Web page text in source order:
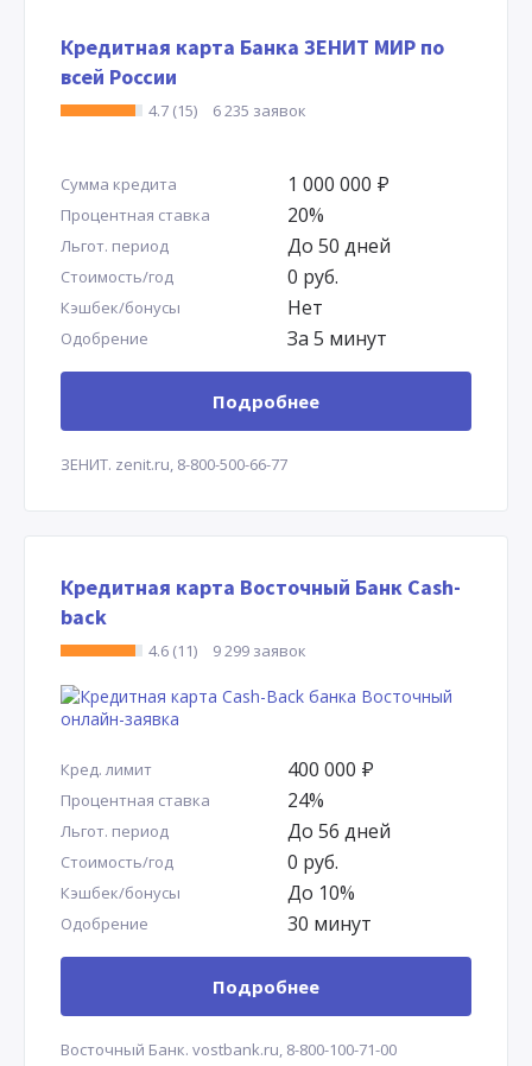
Кредитная карта Банка ЗЕНИТ МИР по
всей России
4.7 (15) 6 235 заявок
Сумма кредита 1 000 000 Р
Процентная ставка 20%
Льгот. период До 50 дней
Стоимость/год 0 руб.
Кэшбек/бонусы Нет
Одобрение За 5 минут
Подробнее
ЗЕНИТ. zenit.ru, 8-800-500-66-77
Кредитная карта Восточный Банк Cash-
back
4.6 (11) 9 299 заявок
Кред. лимит 400 000 Р
Процентная ставка 24%
Льгот. период До 56 дней
Стоимость/год 0 руб.
Кэшбек/бонусы До 10%
Одобрение 30 минут
Подробнее
Восточный Банк. vostbank.ru, 8-800-100-71-00